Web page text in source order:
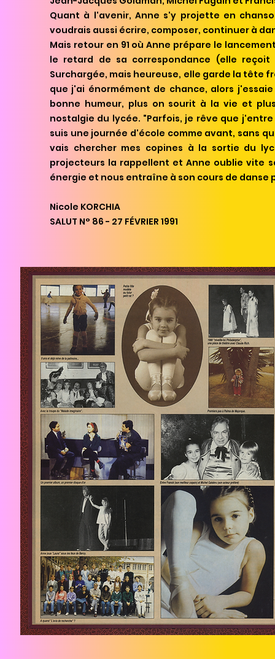
Quant à l'avenir, Anne s'y projette en
voudrais aussi écrire, composer, continuer à
Mais retour en 91 où Anne prépare le
le retard de sa correspondance (elle
Surchargée, mais heureuse, elle garde la tête
que j'ai énormément de chance, alors
bonne humeur, plus on sourit à la vie et
nostalgie du lycée. "Parfois, je rêve que
suis une journée d'école comme avant, sans
vais chercher mes copines à la sortie du
projecteurs la rappellent et Anne oublie vite
énergie et nous entraîne à son cours de
Nicole KORCHIA
SALUT N° 86 - 27 FÉVRIER 1991